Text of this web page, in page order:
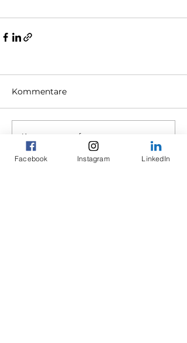
Kommentare
Kommentar verfassen...
Facebook Instagram LinkedIn